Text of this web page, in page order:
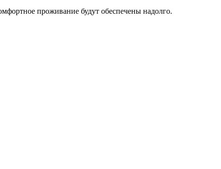
проживание будут обеспечены надолго.